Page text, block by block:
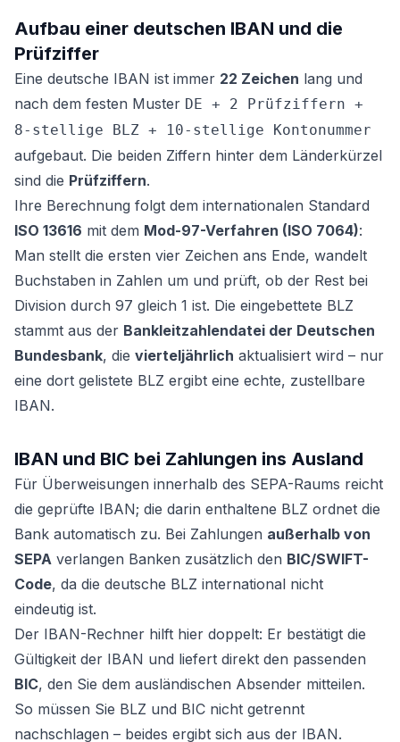
Aufbau einer deutschen IBAN und die
Prüfziffer
Eine deutsche IBAN ist immer 22 Zeichen lang und
nach dem festen Muster DE + 2 Prüfziffern +
8-stellige BLZ + 10-stellige Kontonummer
aufgebaut. Die beiden Ziffern hinter dem Länderkürzel
sind die Prüfziffern.
Ihre Berechnung folgt dem internationalen Standard
ISO 13616 mit dem Mod-97-Verfahren (ISO 7064):
Man stellt die ersten vier Zeichen ans Ende, wandelt
Buchstaben in Zahlen um und prüft, ob der Rest bei
Division durch 97 gleich 1 ist. Die eingebettete BLZ
stammt aus der Bankleitzahlendatei der Deutschen
Bundesbank, die vierteljährlich aktualisiert wird – nur
eine dort gelistete BLZ ergibt eine echte, zustellbare
IBAN.
IBAN und BIC bei Zahlungen ins Ausland
Für Überweisungen innerhalb des SEPA-Raums reicht
die geprüfte IBAN; die darin enthaltene BLZ ordnet die
Bank automatisch zu. Bei Zahlungen außerhalb von
SEPA verlangen Banken zusätzlich den BIC/SWIFT-
Code, da die deutsche BLZ international nicht
eindeutig ist.
Der IBAN-Rechner hilft hier doppelt: Er bestätigt die
Gültigkeit der IBAN und liefert direkt den passenden
BIC, den Sie dem ausländischen Absender mitteilen.
So müssen Sie BLZ und BIC nicht getrennt
nachschlagen – beides ergibt sich aus der IBAN.